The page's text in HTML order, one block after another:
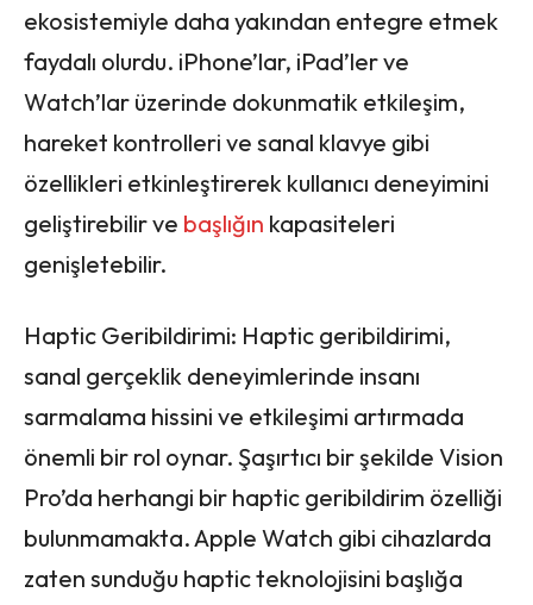
ekosistemiyle daha yakından entegre etmek
faydalı olurdu. iPhone’lar, iPad’ler ve
Watch’lar üzerinde dokunmatik etkileşim,
hareket kontrolleri ve sanal klavye gibi
özellikleri etkinleştirerek kullanıcı deneyimini
geliştirebilir ve başlığın kapasiteleri
genişletebilir.
Haptic Geribildirimi: Haptic geribildirimi,
sanal gerçeklik deneyimlerinde insanı
sarmalama hissini ve etkileşimi artırmada
önemli bir rol oynar. Şaşırtıcı bir şekilde Vision
Pro’da herhangi bir haptic geribildirim özelliği
bulunmamakta. Apple Watch gibi cihazlarda
zaten sunduğu haptic teknolojisini başlığa